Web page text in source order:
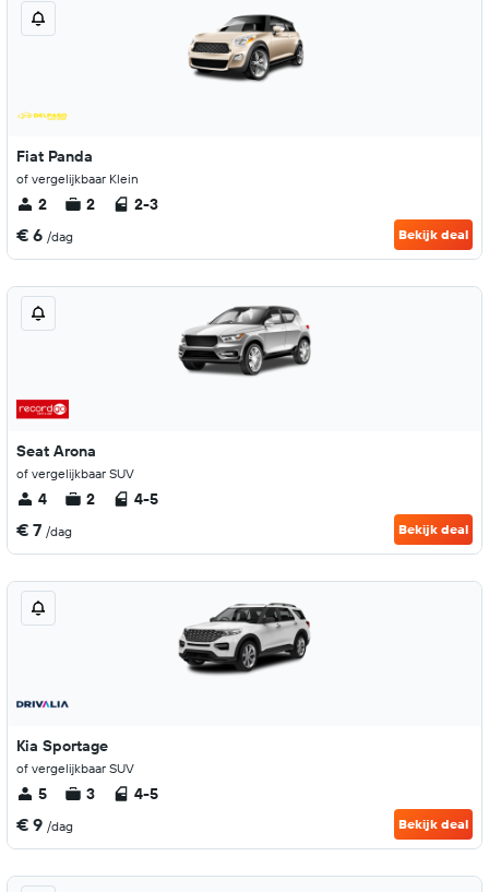
Fiat Panda
of vergelijkbaar Klein
2 2 2-3
€ 6 /dag Bekijk deal
Seat Arona
of vergelijkbaar SUV
4 2 4-5
€ 7 /dag Bekijk deal
Kia Sportage
of vergelijkbaar SUV
5 3 4-5
€ 9 /dag Bekijk deal